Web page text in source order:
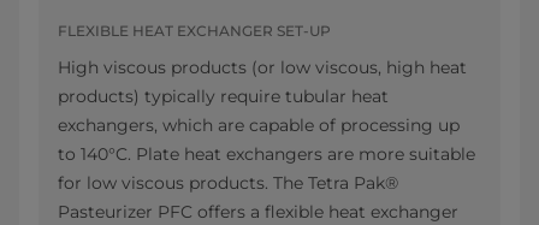
FLEXIBLE HEAT EXCHANGER SET-UP
High viscous products (or low viscous, high heat
products) typically require tubular heat
exchangers, which are capable of processing up
to 140°C. Plate heat exchangers are more suitable
for low viscous products. The Tetra Pak®
Pasteurizer PFC offers a flexible heat exchanger